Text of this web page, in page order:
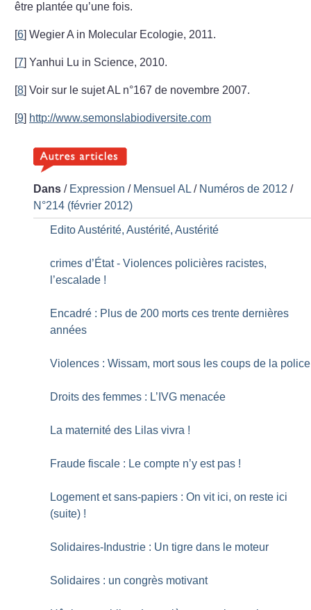
être plantée qu’une fois.
[6]Wegier A in Molecular Ecologie, 2011.
[7]Yanhui Lu in Science, 2010.
[8]Voir sur le sujet AL n°167 de novembre 2007.
[9] http://www.semonslabiodiversite.com
Dans / Expression / Mensuel AL / Numéros de 2012 /
N°214 (février 2012)
Edito Austérité, Austérité, Austérité
crimes d’État - Violences policières racistes,
l’escalade !
Encadré : Plus de 200 morts ces trente dernières
années
Violences : Wissam, mort sous les coups de la police
Droits des femmes : L’IVG menacée
La maternité des Lilas vivra !
Fraude fiscale : Le compte n’y est pas !
Logement et sans-papiers : On vit ici, on reste ici
(suite) !
Solidaires-Industrie : Un tigre dans le moteur
Solidaires : un congrès motivant